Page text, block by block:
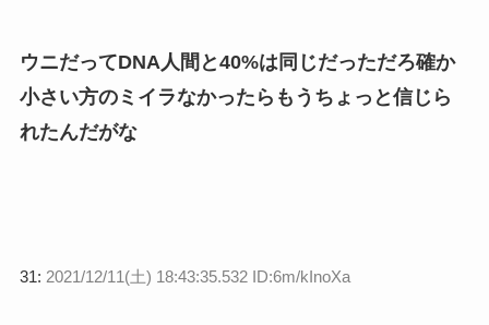
ウニだってDNA人間と40%は同じだっただろ確か
小さい方のミイラなかったらもうちょっと信じら
れたんだがな
31: 2021/12/11(土) 18:43:35.532 ID:6m/kInoXa